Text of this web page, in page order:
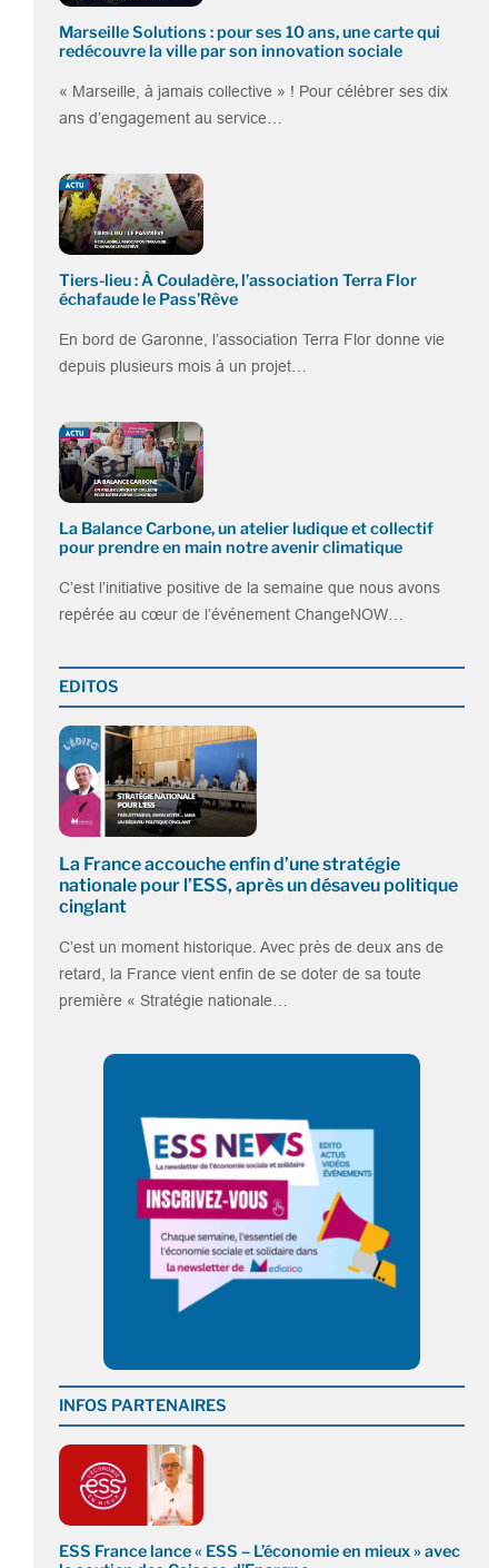
Marseille Solutions : pour ses 10 ans, une carte qui
redécouvre la ville par son innovation sociale
« Marseille, à jamais collective » ! Pour célébrer ses dix
ans d’engagement au service…
Tiers-lieu : À Couladère, l’association Terra Flor
échafaude le Pass’Rêve
En bord de Garonne, l’association Terra Flor donne vie
depuis plusieurs mois à un projet…
La Balance Carbone, un atelier ludique et collectif
pour prendre en main notre avenir climatique
C’est l’initiative positive de la semaine que nous avons
repérée au cœur de l’événement ChangeNOW…
EDITOS
La France accouche enfin d’une stratégie
nationale pour l’ESS, après un désaveu politique
cinglant
C’est un moment historique. Avec près de deux ans de
retard, la France vient enfin de se doter de sa toute
première « Stratégie nationale…
INFOS PARTENAIRES
ESS France lance « ESS – L’économie en mieux » avec